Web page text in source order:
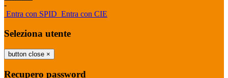
-
Entra con SPID Entra con CIE
Seleziona utente
button close ×
Recupero password